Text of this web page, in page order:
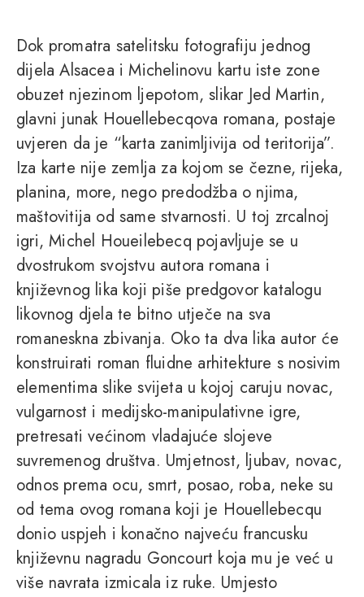
Dok promatra satelitsku fotografiju jednog
dijela Alsacea i Michelinovu kartu iste zone
obuzet njezinom ljepotom, slikar Jed Martin,
glavni junak Houellebecqova romana, postaje
uvjeren da je “karta zanimljivija od teritorija”.
Iza karte nije zemlja za kojom se čezne, rijeka,
planina, more, nego predodžba o njima,
maštovitija od same stvarnosti. U toj zrcalnoj
igri, Michel Houeilebecq pojavljuje se u
dvostrukom svojstvu autora romana i
književnog lika koji piše predgovor katalogu
likovnog djela te bitno utječe na sva
romaneskna zbivanja. Oko ta dva lika autor će
konstruirati roman fluidne arhitekture s nosivim
elementima slike svijeta u kojoj caruju novac,
vulgarnost i medijsko-manipulativne igre,
pretresati većinom vladajuće slojeve
suvremenog društva. Umjetnost, ljubav, novac,
odnos prema ocu, smrt, posao, roba, neke su
od tema ovog romana koji je Houellebecqu
donio uspjeh i konačno najveću francusku
književnu nagradu Goncourt koja mu je već u
više navrata izmicala iz ruke. Umjesto